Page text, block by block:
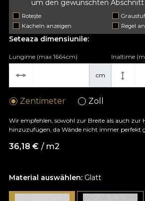
um den gewünschten Abschnitt
Rotește
Kacheln anzeigen
Regel
Material auswählen: Glatt
Seteaza dimensiunile:
cm
Lungime (max 1664cm) Inaltime
Zentimeter Zoll
Wir empfehlen, sowohl zur Breite als auch zur
hinzuzufügen, da Wände nicht immer perfekt
36,18 € / m2